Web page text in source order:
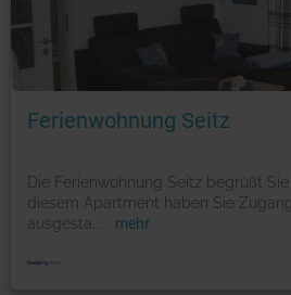
Ferienwohnung Seitz
Die Ferienwohnung Seitz begrüßt
diesem Apartment haben Sie
ausgesta
mehr